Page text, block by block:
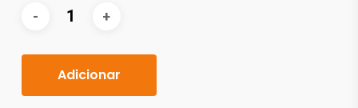
Adicionar